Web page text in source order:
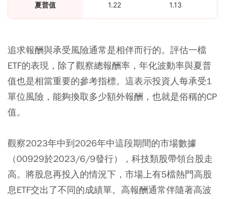
夏普值 1.22 1.13
追求報酬與承受風險通常是相伴而行的。評估一檔
ETF的表現，除了觀察總報酬率，年化波動率與夏普
值也是相當重要的參考指標。這表示投資人每承受1
單位風險，能夠換取多少額外報酬，也就是俗稱的CP
值。
觀察2023年中到2026年中這段期間的市場數據
（00929於2023/6/9發行），科技類股帶領台股走
高。將股息再投入的情況下，市場上有5檔熱門高股
息ETF交出了不同的成績單。高報酬通常伴隨著高波